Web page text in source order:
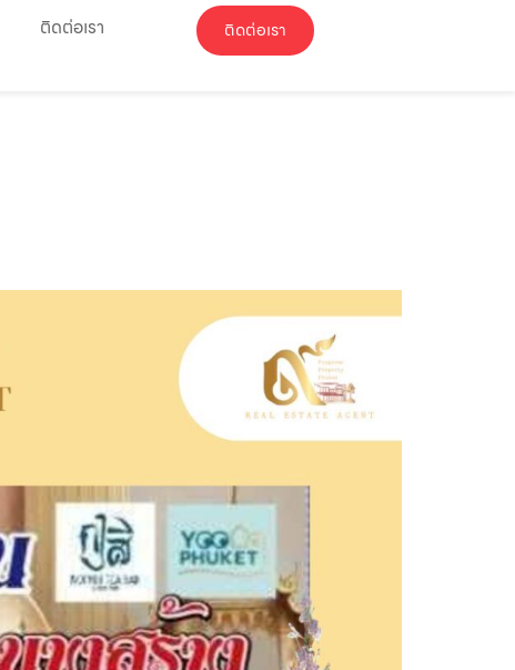
ติดต่อเรา ติดต่อเรา